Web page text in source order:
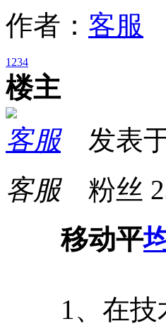
作者： 客服
1 234
楼主
客服发表于
客服粉丝
移动平
1、在技术